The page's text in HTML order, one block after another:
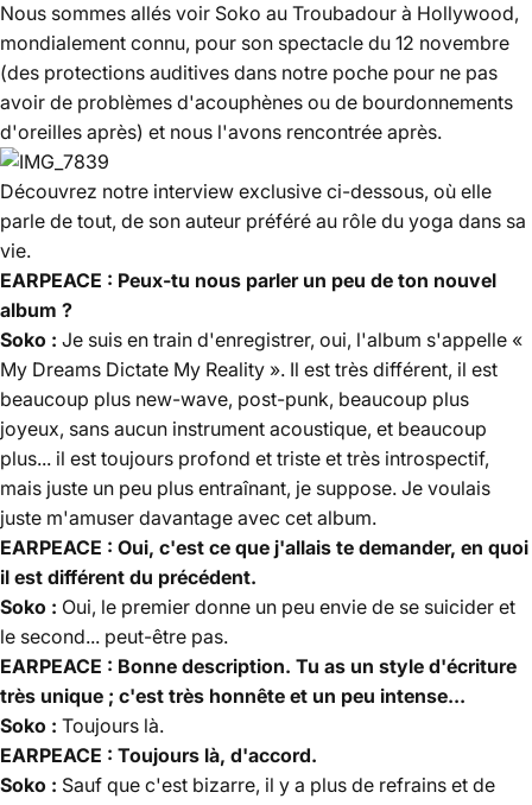
Nous sommes allés voir Soko au Troubadour à Hollywood,
mondialement connu, pour son spectacle du 12 novembre
(des protections auditives dans notre poche pour ne pas
avoir de problèmes d'acouphènes ou de bourdonnements
d'oreilles après) et nous l'avons rencontrée après.
Découvrez notre interview exclusive ci-dessous, où elle
parle de tout, de son auteur préféré au rôle du yoga dans sa
vie.
EARPEACE : Peux-tu nous parler un peu de ton nouvel
album ?
Soko : Je suis en train d'enregistrer, oui, l'album s'appelle «
My Dreams Dictate My Reality ». Il est très différent, il est
beaucoup plus new-wave, post-punk, beaucoup plus
joyeux, sans aucun instrument acoustique, et beaucoup
plus... il est toujours profond et triste et très introspectif,
mais juste un peu plus entraînant, je suppose. Je voulais
juste m'amuser davantage avec cet album.
EARPEACE : Oui, c'est ce que j'allais te demander, en quoi
il est différent du précédent.
Soko : Oui, le premier donne un peu envie de se suicider et
le second... peut-être pas.
EARPEACE : Bonne description. Tu as un style d'écriture
très unique ; c'est très honnête et un peu intense...
Soko : Toujours là.
EARPEACE : Toujours là, d'accord.
Soko : Sauf que c'est bizarre, il y a plus de refrains et de